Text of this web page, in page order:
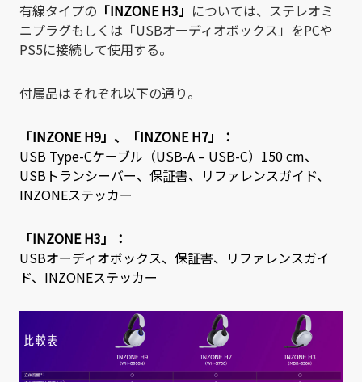
有線タイプの 「INZONE H3」 については、ステレオミ
ニプラグもしくは「USBオーディオボックス」をPCや
PS5に接続して使用する。
付属品はそれぞれ以下の通り。
「INZONE H9」 、 「INZONE H7」
：
USB Type-Cケーブル（USB-A – USB-C）150 cm、
USBトランシーバー、保証書、リファレンスガイド、
INZONEステッカー
「INZONE H3」
：
USBオーディオボックス、保証書、リファレンスガイ
ド、INZONEステッカー